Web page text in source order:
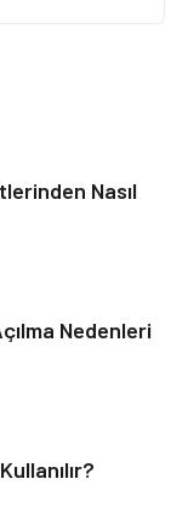
Metal
Nasıl
Nedenleri